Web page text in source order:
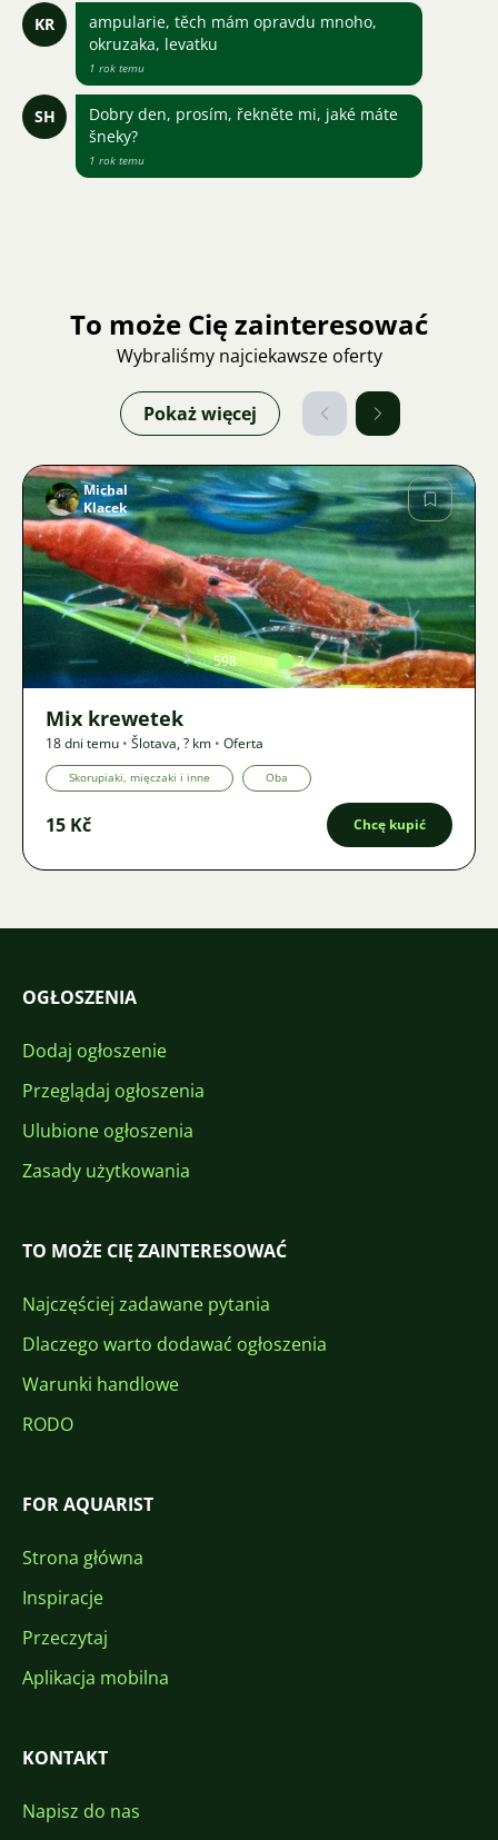
KR
ampularie, těch mám opravdu mnoho,
okruzaka, levatku
1 rok temu
SH
Dobry den, prosím, řekněte mi, jaké máte
šneky?
1 rok temu
To może Cię zainteresować
Wybraliśmy najciekawsze oferty
Pokaż więcej
Zdjęcie
Michal
Klacek
598 2
Mix krewetek
18 dni temu • Šlotava,? km • Oferta
Skorupiaki, mięczaki i inne Oba
15 Kč Chcę kupić
OGŁOSZENIA
Dodaj ogłoszenie
Przeglądaj ogłoszenia
Ulubione ogłoszenia
Zasady użytkowania
TO MOŻE CIĘ ZAINTERESOWAĆ
Najczęściej zadawane pytania
Dlaczego warto dodawać ogłoszenia
Warunki handlowe
RODO
FOR AQUARIST
Strona główna
Inspiracje
Przeczytaj
Aplikacja mobilna
KONTAKT
Napisz do nas